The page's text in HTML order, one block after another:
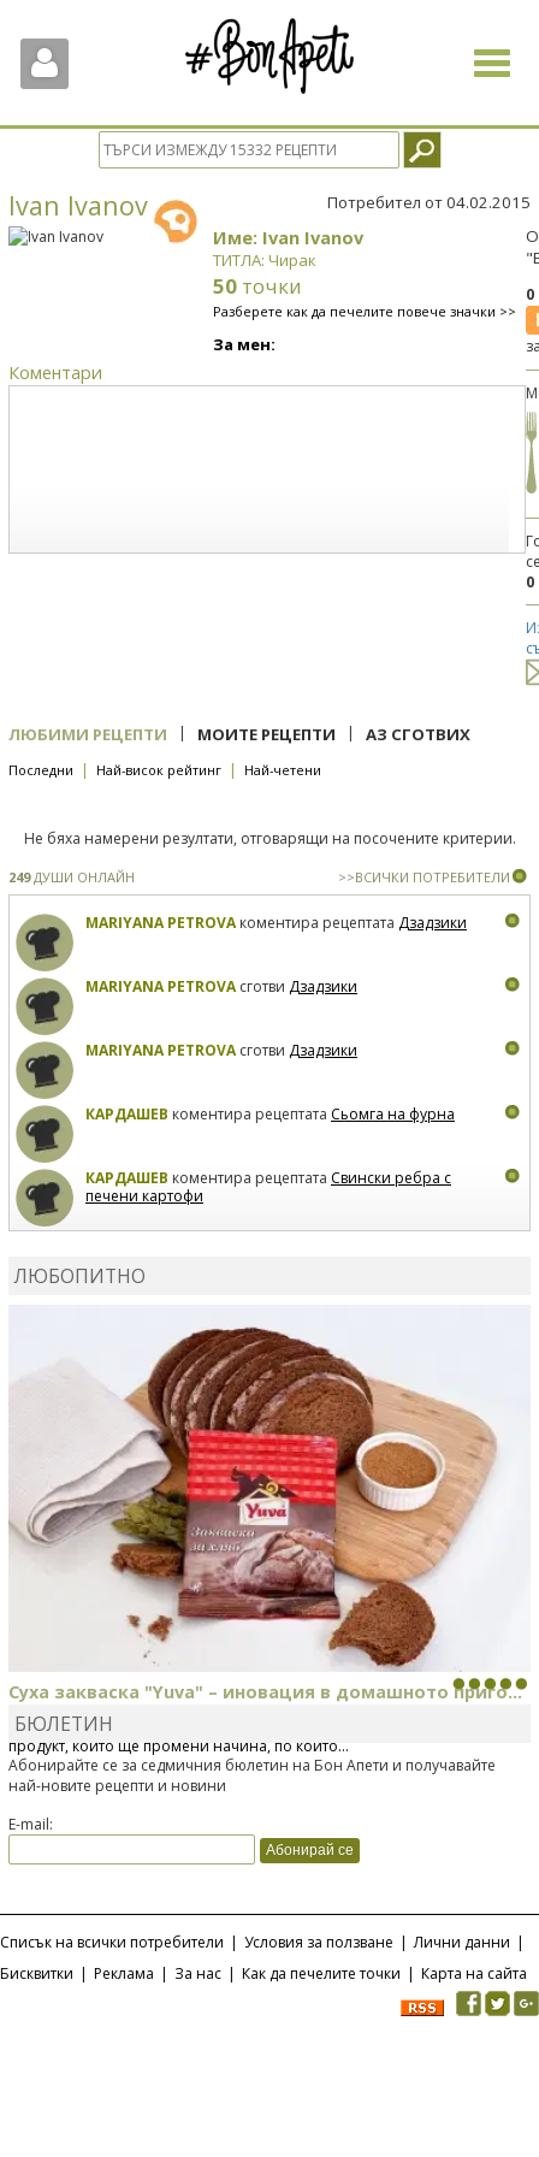
Toggle
Ivan Ivanov Потребител от 04.02.2015
Име: Ivan Ivanov
ТИТЛА: Чирак
50 точки
Разберете как да печелите повече значки >>
За мен:
Коментари
0
ЛЮБИМИ РЕЦЕПТИ | МОИТЕ РЕЦЕПТИ | АЗ СГОТВИХ
Последни | Най-висок рейтинг | Най-четени
Не бяха намерени резултати, отговарящи на посочените критерии.
249ДУШИ ОНЛАЙН >>ВСИЧКИ ПОТРЕБИТЕЛИ
MARIYANA PETROVAкоментира рецептата Дзадзики
MARIYANA PETROVAсготви Дзадзики
MARIYANA PETROVAсготви Дзадзики
КАРДАШЕВ коментира рецептата Сьомга на фурна
КАРДАШЕВ коментира рецептата Свински ребра с
печени картофи
ЛЮБОПИТНО
Суха закваска "Yuva" – иновация в домашното приго...
Отскоро Лесафр България стартира предлагането на изцяло нов
продукт, който ще промени начина, по който...
БЮЛЕТИН
Абонирайте се за седмичния бюлетин на Бон Апети и получавайте
най-новите рецепти и новини
E-mail:
Списък на всички потребители | Условия за ползване | Лични данни |
Бисквитки | Реклама | За нас | Как да печелите точки | Карта на сайта